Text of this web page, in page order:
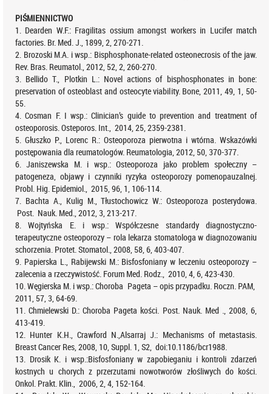
PIŚMIENNICTWO
1. Dearden W.F.: Fragilitas ossium amongst workers in Lucifer match
factories. Br. Med. J., 1899, 2, 270-271.
2. Brozoski M.A. i wsp.: Bisphosphonate-related osteonecrosis of the jaw.
Rev. Bras. Reumatol., 2012, 52, 2, 260-270.
3. Bellido T., Plotkin L.: Novel actions of bisphosphonates in bone:
preservation of osteoblast and osteocyte viability. Bone, 2011, 49, 1, 50-
55.
4. Cosman F. I wsp.: Clinician’s guide to prevention and treatment of
osteoporosis. Osteporos. Int., 2014, 25, 2359-2381.
5. Głuszko P., Lorenc R.: Osteoporoza pierwotna i wtórna. Wskazówki
postępowania dla reumatologów. Reumatologia, 2012, 50, 370-377.
6. Janiszewska M. i wsp.: Osteoporoza jako problem społeczny –
patogeneza, objawy i czynniki ryzyka osteoporozy pomenopauzalnej.
Probl. Hig. Epidemiol., 2015, 96, 1, 106-114.
7. Bachta A., Kulig M., Tłustochowicz W.: Osteoporoza posterydowa.
Post. Nauk. Med., 2012, 3, 213-217.
8. Wojtyńska E. i wsp.: Współczesne standardy diagnostyczno-
terapeutyczne osteoporozy – rola lekarza stomatologa w diagnozowaniu
schorzenia. Protet. Stomatol., 2008, 58, 6, 403-407.
9. Papierska L., Rabijewski M.: Bisfosfoniany w leczeniu osteoporozy –
zalecenia a rzeczywistość. Forum Med. Rodz., 2010, 4, 6, 423-430.
10. Węgierska M. i wsp.: Choroba Pageta – opis przypadku. Roczn. PAM,
2011, 57, 3, 64-69.
11. Chmielewski D.: Choroba Pageta kości. Post. Nauk. Med ., 2008, 6,
413-419.
12. Hunter K.H., Crawford N.,Alsarraj J.: Mechanisms of metastasis.
Breast Cancer Res, 2008, 10, Suppl. 1, S2, doi:10.1186/bcr1988.
13. Drosik K. i wsp.:Bisfosfoniany w zapobieganiu i kontroli zdarzeń
kostnych u chorych z przerzutami nowotworów złośliwych do kości.
Onkol. Prakt. Klin., 2006, 2, 4, 152-164.